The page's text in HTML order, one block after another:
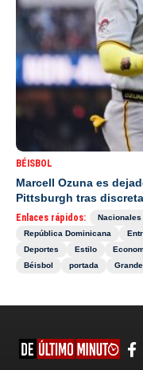
BÉISBOL
Marcell Ozuna es
Pittsburgh tras
Enlaces rápidos: Nacionales
República Dominicana
Deportes
Estilo
Béisbol
portada